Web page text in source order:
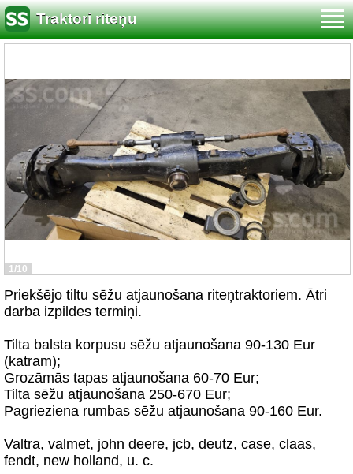
Traktori riteņu
1/10
Priekšējo tiltu sēžu atjaunošana riteņtraktoriem. Ātri
darba izpildes termiņi.
Tilta balsta korpusu sēžu atjaunošana 90-130 Eur
(katram);
Grozāmās tapas atjaunošana 60-70 Eur;
Tilta sēžu atjaunošana 250-670 Eur;
Pagrieziena rumbas sēžu atjaunošana 90-160 Eur.
Valtra, valmet, john deere, jcb, deutz, case, claas,
fendt, new holland, u. c.